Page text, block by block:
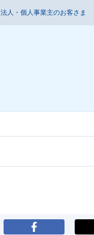
法人・個人事業主のお客さま
Facebook